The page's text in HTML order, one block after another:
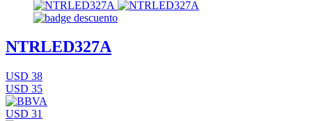
NTRLED327A
USD 38
USD 35
USD 31